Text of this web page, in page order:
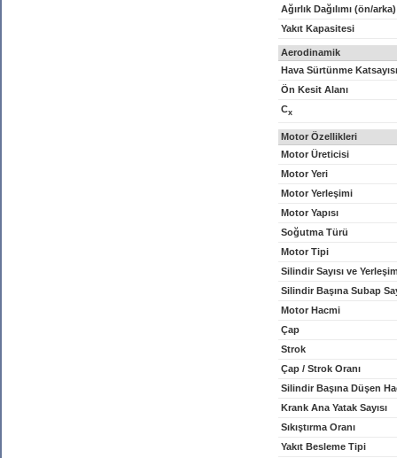
Ağırlık Dağılımı (ön/arka)
Yakıt Kapasitesi
Aerodinamik
Hava Sürtünme Katsayısı
Ön Kesit Alanı
Cx
Motor Özellikleri
Motor Üreticisi
Motor Yeri
Motor Yerleşimi
Motor Yapısı
Soğutma Türü
Motor Tipi
Silindir Sayısı ve
Silindir Başına Subap
Motor Hacmi
Çap
Strok
Çap / Strok Oranı
Silindir Başına Düşen
Krank Ana Yatak Sayısı
Sıkıştırma Oranı
Yakıt Besleme Tipi